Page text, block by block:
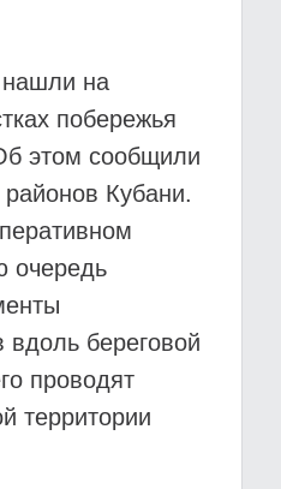
на
побережья
этом сообщили
Кубани.
очередь
вдоль береговой
проводят
территории